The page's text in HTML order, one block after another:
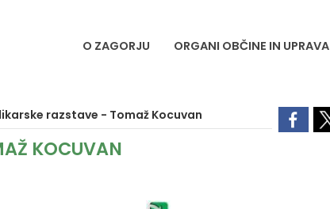
O ZAGORJU ORGANI OBČINE IN UPRAVA
razstave - Tomaž Kocuvan
KOCUVAN